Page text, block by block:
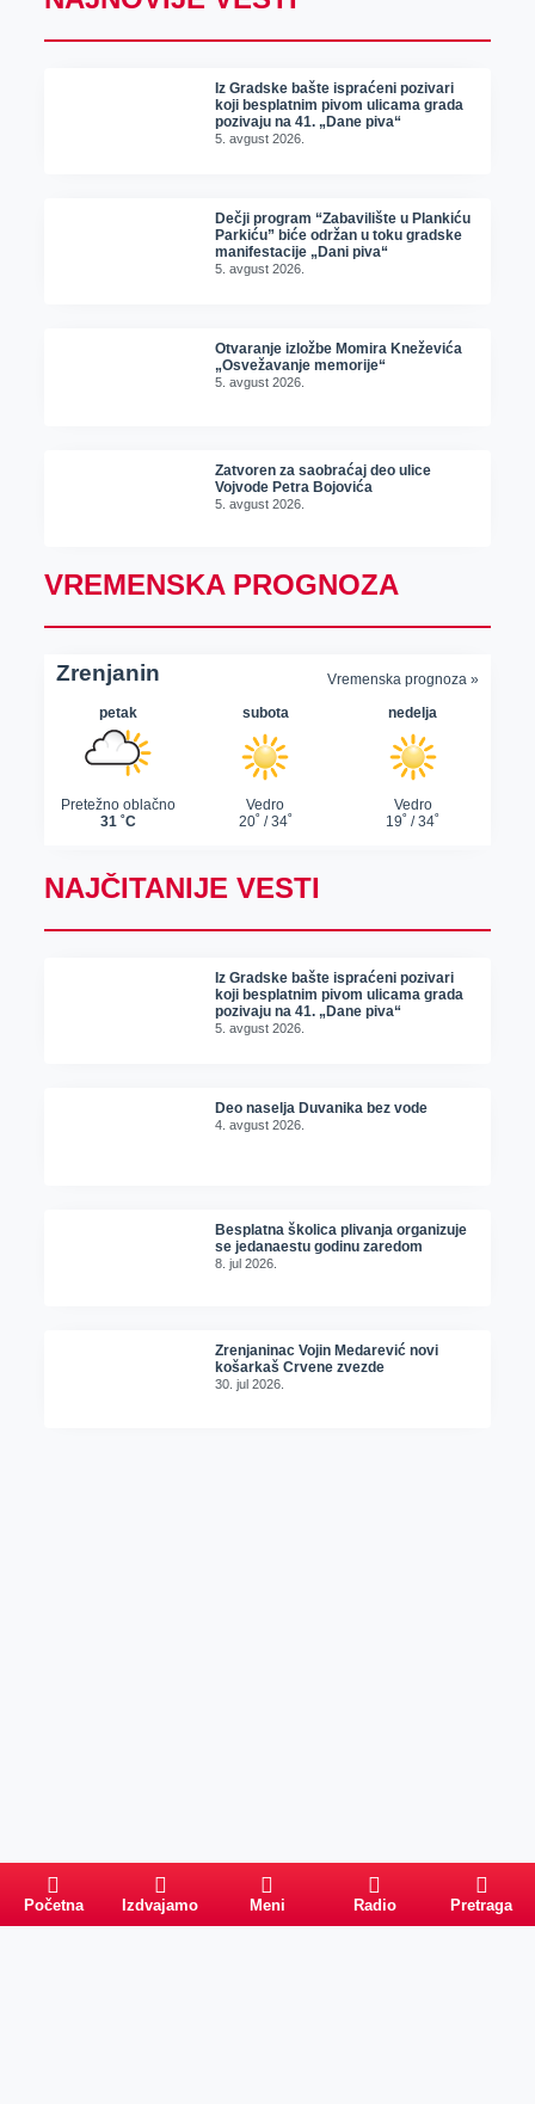
Iz Gradske bašte ispraćeni pozivari
koji besplatnim pivom ulicama grada
pozivaju na 41. „Dane piva“
5. avgust 2026.
Dečji program “Zabavilište u Plankiću
Parkiću” biće održan u toku gradske
manifestacije „Dani piva“
5. avgust 2026.
Otvaranje izložbe Momira Kneževića
„Osvežavanje memorije“
5. avgust 2026.
Zatvoren za saobraćaj deo ulice
Vojvode Petra Bojovića
5. avgust 2026.
VREMENSKA PROGNOZA
NAJČITANIJE VESTI
Iz Gradske bašte ispraćeni pozivari
koji besplatnim pivom ulicama grada
pozivaju na 41. „Dane piva“
5. avgust 2026.
Deo naselja Duvanika bez vode
4. avgust 2026.
Besplatna školica plivanja organizuje
se jedanaestu godinu zaredom
8. jul 2026.
Zrenjaninac Vojin Medarević novi
košarkaš Crvene zvezde
30. jul 2026.
Početna Izdvajamo Meni Radio Pretraga